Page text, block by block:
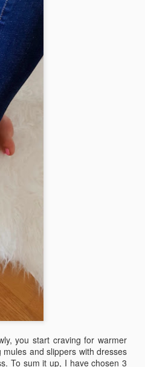
you start craving for warmer
and slippers with dresses
To sum it up, I have chosen 3
ürünler gerçekten faydalı? gibi
şaşırıyoruz. Ben sizlere gerek
instagram'daki paylaşımlarımdan
ve gerçekten fayda gördüğüm
bir cildin ilk adımı derinlemesine
cildimi emanet ettiğim uzman
araştıran, her cilde ihtiyacı
çok kişinin tedavi edemediği cilt
çok başarılı bir uzman. Ayrıca bazı
içeriklere de çok hakim, o yüzden
ince ince araştırıp ancak
insan. Sizlerden en çok gelen
detaylıca cevapladı. İyi okumalar